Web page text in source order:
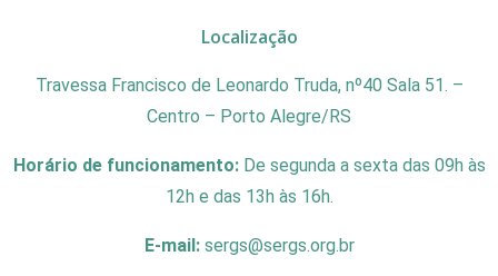
Localização
Travessa Francisco de Leonardo Truda, nº40 Sala 51. –
Centro – Porto Alegre/RS
Horário de funcionamento: De segunda a sexta das 09h às
12h e das 13h às 16h.
E-mail: sergs@sergs.org.br